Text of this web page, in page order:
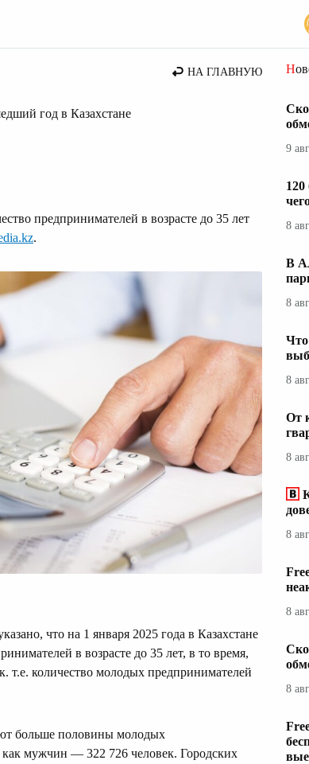
НА ГЛАВНУЮ
год в Казахстане
предпринимателей в возрасте до 35 лет
.
что на 1 января 2025 года в Казахстане
в возрасте до 35 лет, в то время,
т.е. количество молодых предпринимателей
больше половины молодых
мужчин — 322 726 человек. Городских
9
8
В
8
8
От
8
8
8
8